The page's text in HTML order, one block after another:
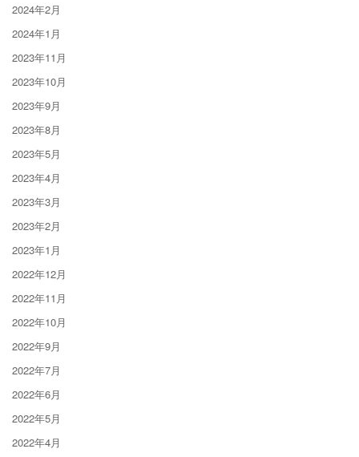
2024年2月
2024年1月
2023年11月
2023年10月
2023年9月
2023年8月
2023年5月
2023年4月
2023年3月
2023年2月
2023年1月
2022年12月
2022年11月
2022年10月
2022年9月
2022年7月
2022年6月
2022年5月
2022年4月